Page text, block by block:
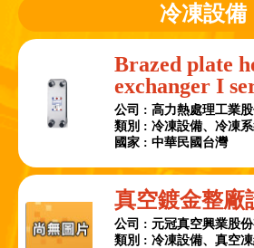
冷凍設備
Brazed plate
exchanger I
公司 : 高力熱處理工業
類別 : 冷凍設備、冷凍
國家 : 中華民國台灣
真空鍍金整廠
公司 : 元冠真空興業股份
類別 : 冷凍設備、真空